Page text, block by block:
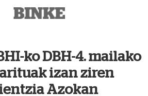
ko DBH-4. mailako
izan ziren
Azokan